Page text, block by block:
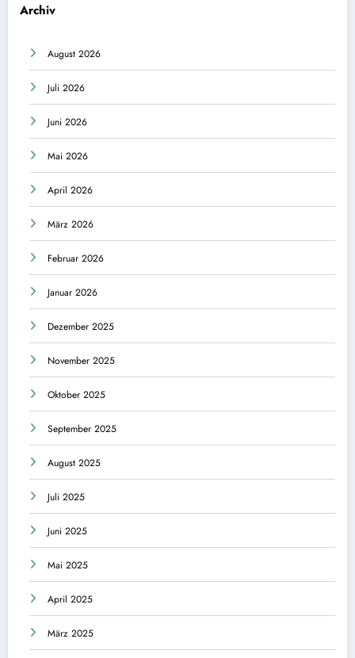
Archiv
August 2026
Juli 2026
Juni 2026
Mai 2026
April 2026
März 2026
Februar 2026
Januar 2026
Dezember 2025
November 2025
Oktober 2025
September 2025
August 2025
Juli 2025
Juni 2025
Mai 2025
April 2025
März 2025